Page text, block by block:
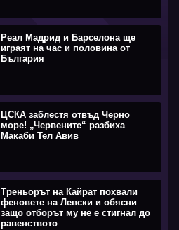
Реал Мадрид и Барселона ще
играят на час и половина от
България
ЦСКА заблестя отвъд Черно
море! „Червените“ разбиха
Макаби Тел Авив
Треньорът на Кайрат похвали
феновете на Левски и обясни
защо отборът му не е стигнал до
равенството